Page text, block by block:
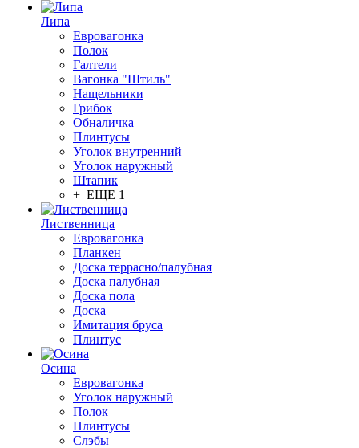
Липа
Евровагонка
Полок
Галтели
Вагонка "Штиль"
Нащельники
Грибок
Обналичка
Плинтусы
Уголок внутренний
Уголок наружный
Штапик
+ ЕЩЕ 1
Лиственница
Евровагонка
Планкен
Доска террасно/палубная
Доска палубная
Доска пола
Доска
Имитация бруса
Плинтус
Осина
Евровагонка
Уголок наружный
Полок
Плинтусы
Слэбы